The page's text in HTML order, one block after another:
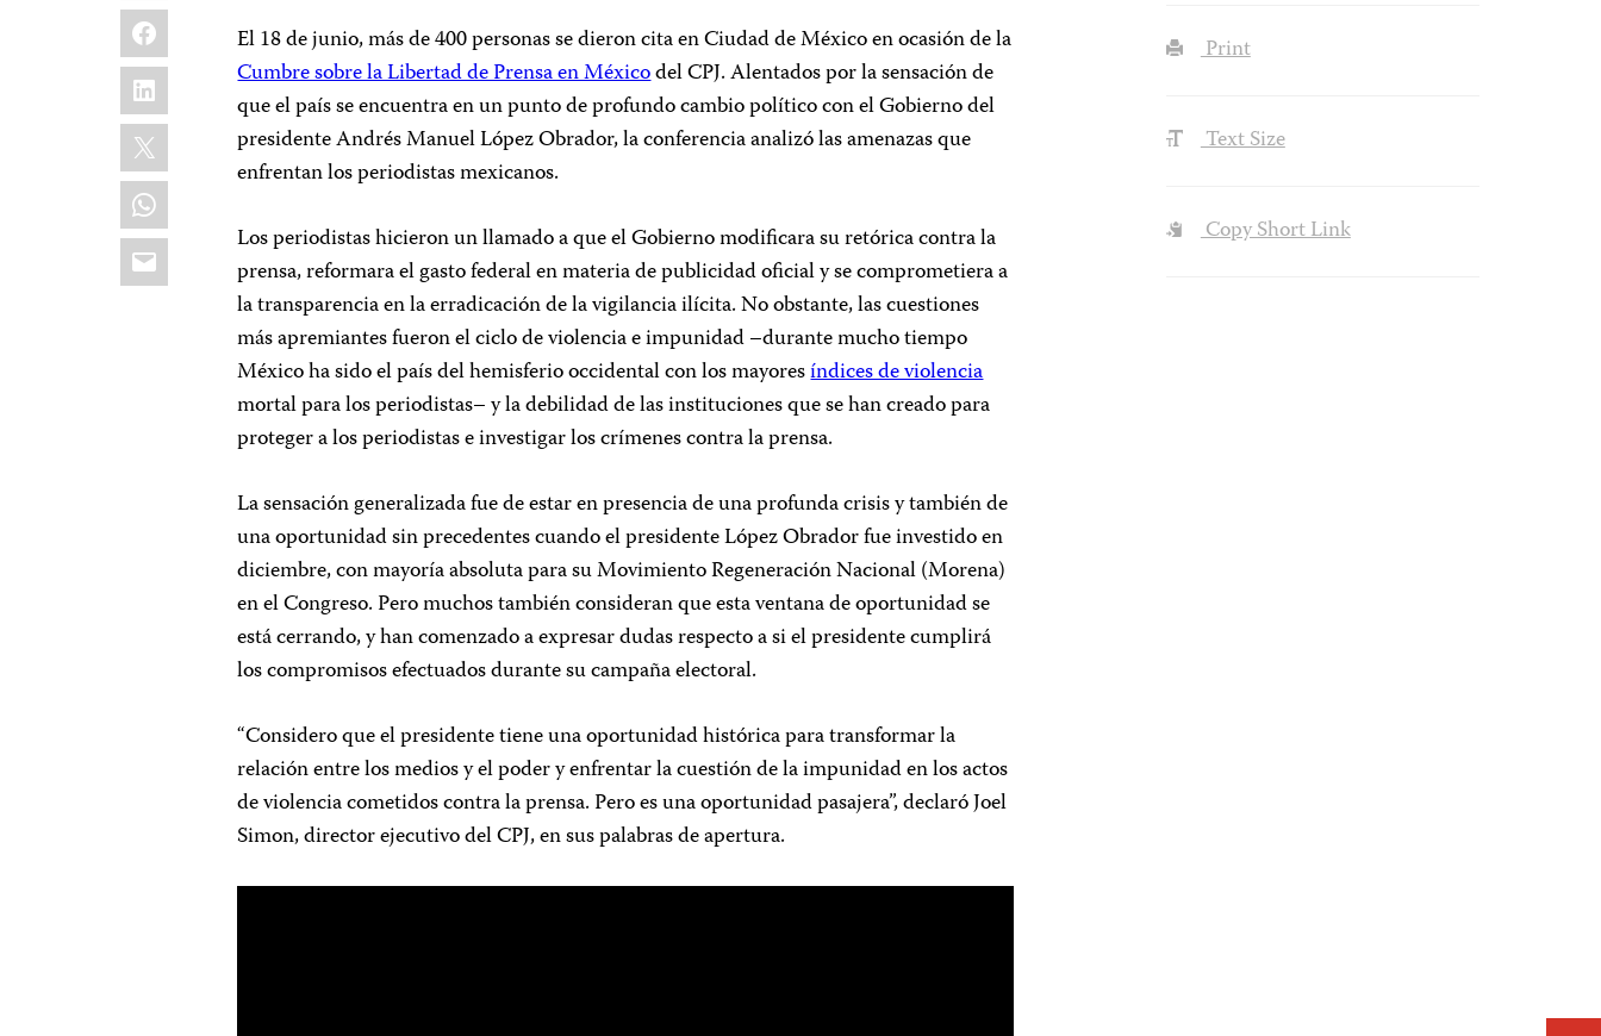
Facebook
LinkedIn
X
WhatsApp
Email
El 18 de junio, más de 400 personas se dieron cita en Ciudad de México en ocasión de la
Cumbre sobre la Libertad de Prensa en Méxicodel CPJ. Alentados por la sensación de
que el país se encuentra en un punto de profundo cambio político con el Gobierno del
presidente Andrés Manuel López Obrador, la conferencia analizó las amenazas que
enfrentan los periodistas mexicanos.
Los periodistas hicieron un llamado a que el Gobierno modificara su retórica contra la
prensa, reformara el gasto federal en materia de publicidad oficial y se comprometiera a
la transparencia en la erradicación de la vigilancia ilícita. No obstante, las cuestiones
más apremiantes fueron el ciclo de violencia e impunidad –durante mucho tiempo
México ha sido el país del hemisferio occidental con los mayoresíndices de violencia
mortal para los periodistas– y la debilidad de las instituciones que se han creado para
proteger a los periodistas e investigar los crímenes contra la prensa.
La sensación generalizada fue de estar en presencia de una profunda crisis y también de
una oportunidad sin precedentes cuando el presidente López Obrador fue investido en
diciembre, con mayoría absoluta para su Movimiento Regeneración Nacional (Morena)
en el Congreso. Pero muchos también consideran que esta ventana de oportunidad se
está cerrando, y han comenzado a expresar dudas respecto a si el presidente cumplirá
los compromisos efectuados durante su campaña electoral.
“Considero que el presidente tiene una oportunidad histórica para transformar la
relación entre los medios y el poder y enfrentar la cuestión de la impunidad en los actos
de violencia cometidos contra la prensa. Pero es una oportunidad pasajera”, declaró Joel
Simon, director ejecutivo del CPJ, en sus palabras de apertura.
Print
Text Size
Copy Short Link